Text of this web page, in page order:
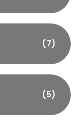
(7)
(5)